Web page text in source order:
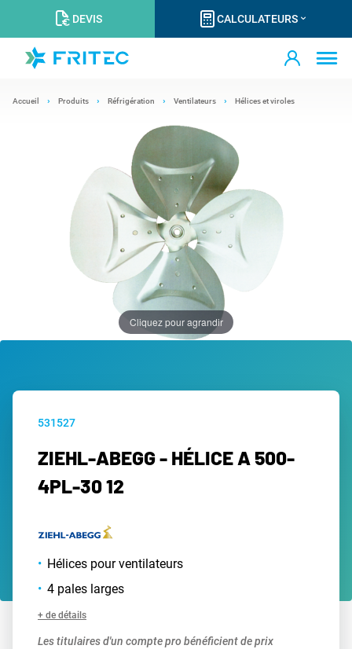
DEVIS CALCULATEURS
Accueil Produits Réfrigération Ventilateurs Hélices et viroles
Cliquez pour agrandir
531527
ZIEHL-ABEGG - HÉLICE A 500-
4PL-30 12
Hélices pour ventilateurs
4 pales larges
+ de détails
Les titulaires d'un compte pro bénéficient de prix